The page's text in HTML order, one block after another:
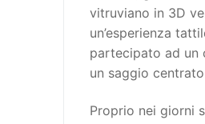
vitruviano in 3D
un’esperienza
partecipato ad un
un saggio
Proprio nei giorni